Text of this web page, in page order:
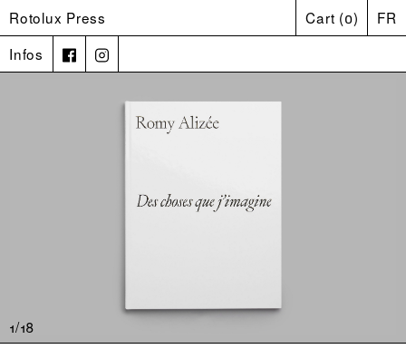
Rotolux Press
Infos
Cart (0) FR
1/18